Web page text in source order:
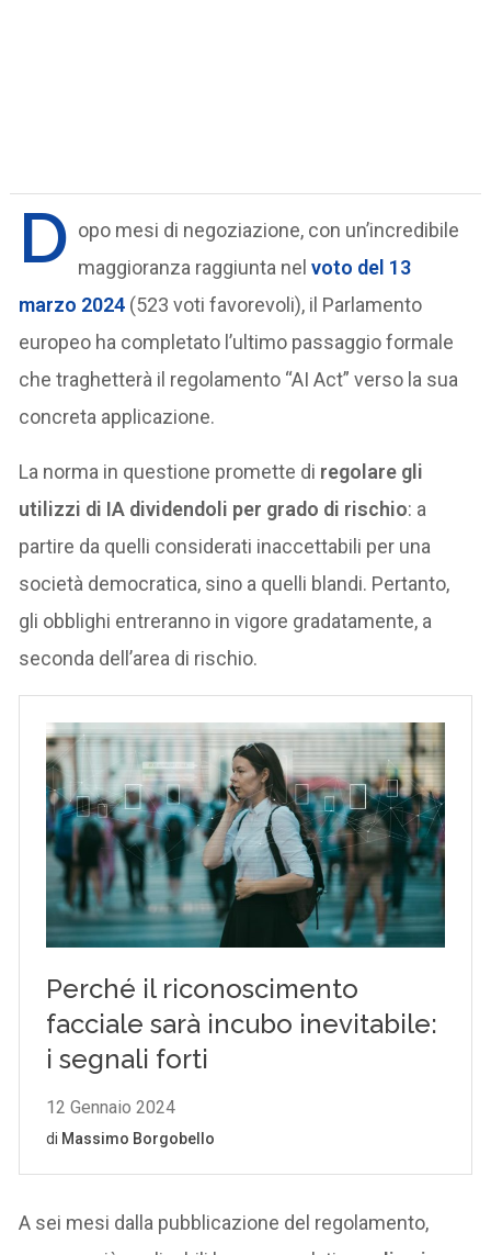
D opo mesi di negoziazione, con un’incredibile
maggioranza raggiunta nelvoto del 13
marzo 2024 (523 voti favorevoli), il Parlamento
europeo ha completato l’ultimo passaggio formale
che traghetterà il regolamento “AI Act” verso la sua
concreta applicazione.
La norma in questione promette di regolare gli
utilizzi di IA dividendoli per grado di rischio: a
partire da quelli considerati inaccettabili per una
società democratica, sino a quelli blandi. Pertanto,
gli obblighi entreranno in vigore gradatamente, a
seconda dell’area di rischio.
A sei mesi dalla pubblicazione del regolamento,